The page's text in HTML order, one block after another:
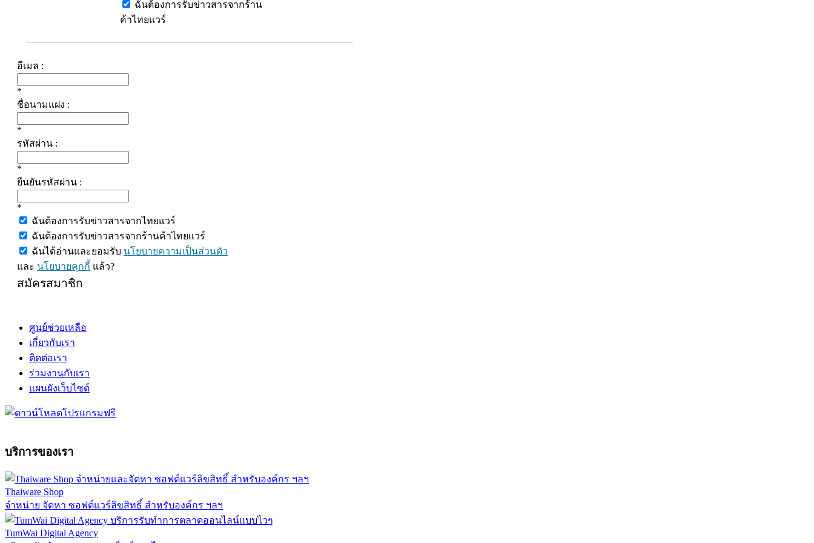
ฉันต้องการรับข่าวสารจากร้าน
ค้าไทยแวร์
อีเมล :
*
ชื่อนามแฝง :
*
รหัสผ่าน :
*
ยืนยันรหัสผ่าน :
*
ฉันต้องการรับข่าวสารจากไทยแวร์
ฉันต้องการรับข่าวสารจากร้านค้าไทยแวร์
ฉันได้อ่านและยอมรับ นโยบายความเป็นส่วนตัว
และ นโยบายคุกกี้ แล้ว?
สมัครสมาชิก
ศูนย์ช่วยเหลือ
เกี่ยวกับเรา
ติดต่อเรา
ร่วมงานกับเรา
แผนผังเว็บไซต์
บริการของเรา
Thaiware Shop
จำหน่าย จัดหา ซอฟต์แวร์ลิขสิทธิ์ สำหรับองค์กร ฯลฯ
TumWai Digital Agency